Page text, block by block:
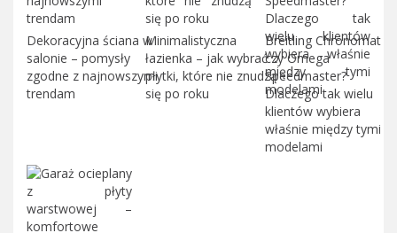
Dekoracyjna ściana w
salonie – pomysły
zgodne z najnowszymi
trendam
Minimalistyczna
łazienka – jak wybrać
płytki, które nie znudzą
się po roku
Breitling Chronomat
czy Omega
Speedmaster?
Dlaczego tak wielu
klientów wybiera
właśnie między tymi
modelami